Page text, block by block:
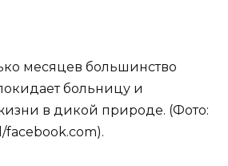
месяцев большинство
больницу и
в дикой природе. (Фото:
facebook.com).